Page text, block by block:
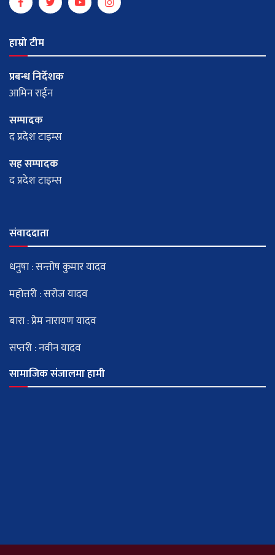
हाम्रो टीम
प्रबन्ध निर्देशक
आमिन राईन
सम्पादक
द प्रदेश टाइम्स
सह सम्पादक
द प्रदेश टाइम्स
संवाददाता
धनुषा : सन्तोष कुमार यादव
महोत्तरी : सरोज यादव
बारा : प्रेम नारायण यादव
सप्तरी : नवीन यादव
सामाजिक संजालमा हामी